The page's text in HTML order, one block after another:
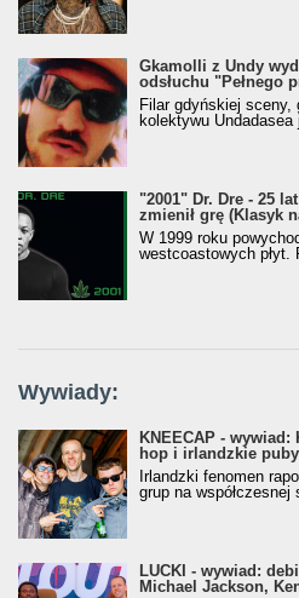
Gkamolli z Undy
odsłuchu "Pełnego
Filar gdyńskiej sceny,
kolektywu Undadasea
"2001" Dr. Dre - 25
zmienił grę (Klasyk
W 1999 roku
westcoastowych płyt.
Wywiady:
KNEECAP -
hop i irlandzkie
Irlandzki fenomen
grup na współczesnej
LUCKI - wywiad:
Michael Jackson,